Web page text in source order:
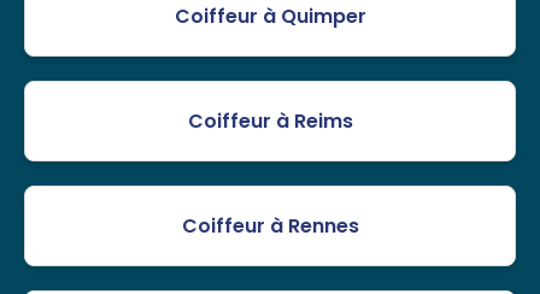
Coiffeur à Quimper
Coiffeur à Reims
Coiffeur à Rennes